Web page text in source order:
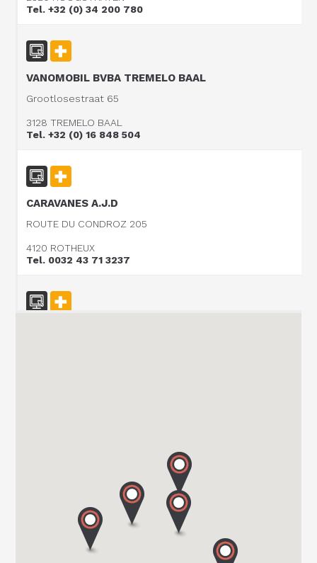
Tel. +32 (0) 34 200 780
VANOMOBIL BVBA TREMELO BAAL
Grootlosestraat 65
3128 TREMELO BAAL
Tel. +32 (0) 16 848 504
CARAVANES A.J.D
ROUTE DU CONDROZ 205
4120 ROTHEUX
Tel. 0032 43 71 3237
WEBSITE - VANOMOBIL BVBA LOKEREN - NE PAS
9160 LOKEREN